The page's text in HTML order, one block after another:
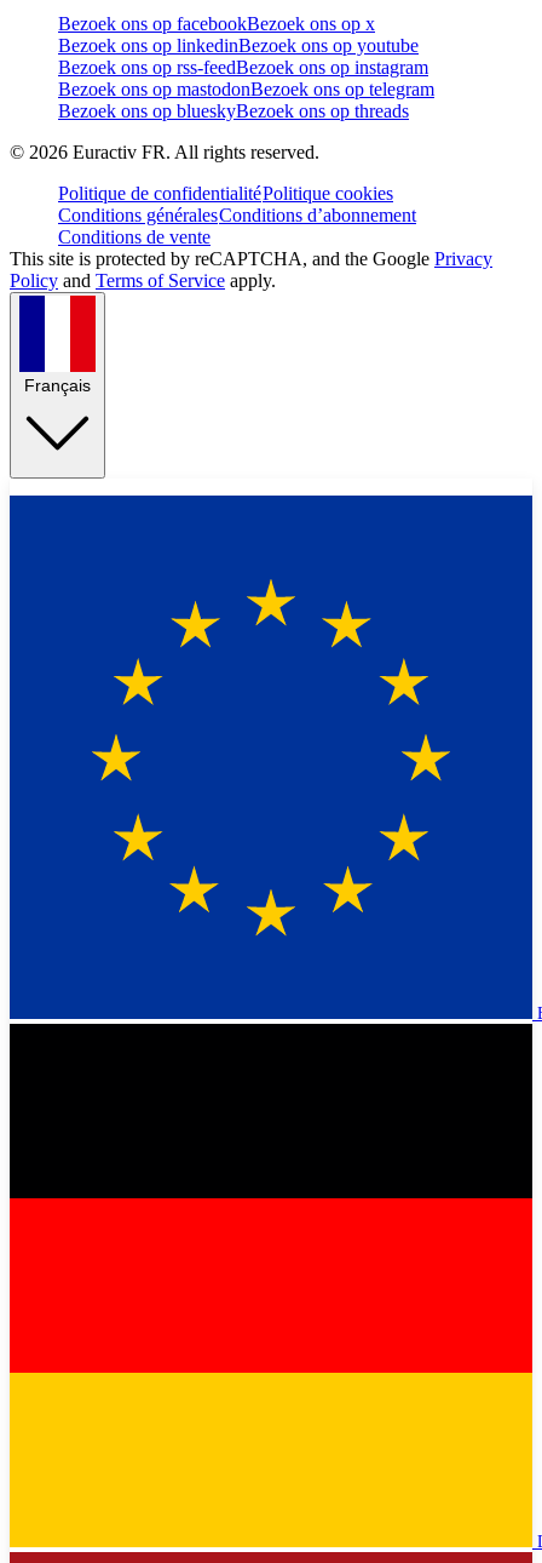
Bezoek ons op facebookBezoek ons op x
Bezoek ons op linkedinBezoek ons op youtube
Bezoek ons op rss-feedBezoek ons op instagram
Bezoek ons op mastodonBezoek ons op telegram
Bezoek ons op blueskyBezoek ons op threads
© 2026 Euractiv FR. All rights reserved.
Politique de confidentialitéPolitique cookies
Conditions généralesConditions d’abonnement
Conditions de vente
This site is protected by reCAPTCHA, and the Google Privacy
Policy and Terms of Service apply.
Français